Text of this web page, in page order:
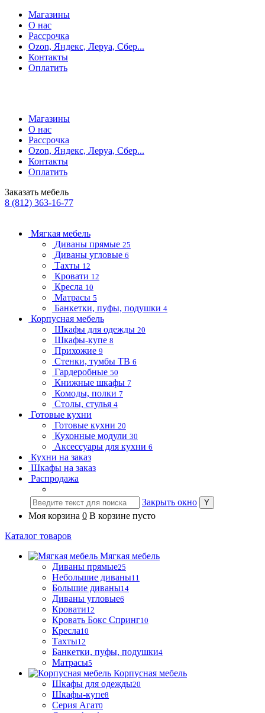
Магазины
О нас
Рассрочка
Ozon, Яндекс, Леруа, Сбер...
Контакты
Оплатить
Магазины
О нас
Рассрочка
Ozon, Яндекс, Леруа, Сбер...
Контакты
Оплатить
Заказать мебель
8 (812) 363-16-77
Мягкая мебель
Диваны прямые 25
Диваны угловые 6
Тахты 12
Кровати 12
Кресла 10
Матрасы 5
Банкетки, пуфы, подушки 4
Корпусная мебель
Шкафы для одежды 20
Шкафы-купе 8
Прихожие 9
Стенки, тумбы ТВ 6
Гардеробные 50
Книжные шкафы 7
Комоды, полки 7
Столы, стулья 4
Готовые кухни
Готовые кухни 20
Кухонные модули 30
Аксессуары для кухни 6
Кухни на заказ
Шкафы на заказ
Распродажа
Закрыть окно
Моя корзина 0 В корзине пусто
Каталог товаров
Мягкая мебель
Диваны прямые25
Небольшие диваны11
Большие диваны14
Диваны угловые6
Кровати12
Кровать Бокс Спринг10
Кресла10
Тахты12
Банкетки, пуфы, подушки4
Матрасы5
Корпусная мебель
Шкафы для одежды20
Шкафы-купе8
Серия Агат0